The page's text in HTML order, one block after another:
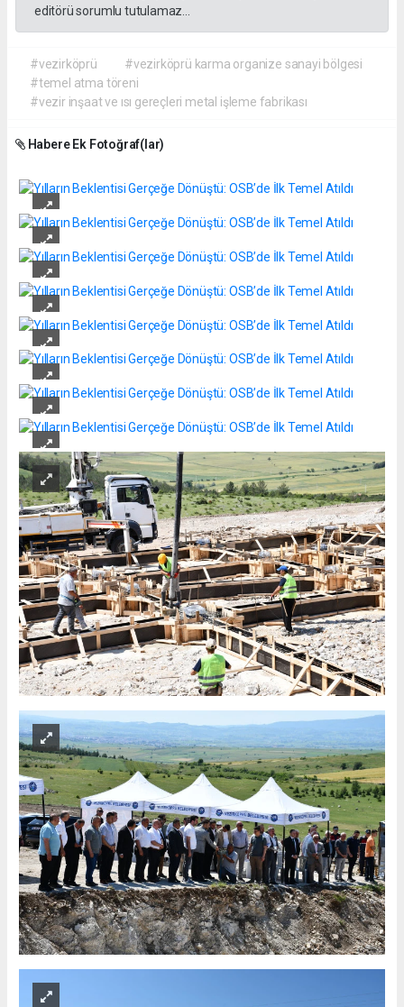
editörü sorumlu tutulamaz...
#vezirköprü
#vezirköprü karma organize sanayi bölgesi
#temel atma töreni
#vezir inşaat ve ısı gereçleri metal işleme fabrikası
Habere Ek Fotoğraf(lar)